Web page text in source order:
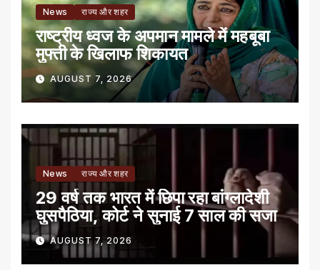
News राज्य और शहर
राष्ट्रीय ध्वज के अपमान मामले में महबूबा
मुफ्ती के खिलाफ शिकायत
AUGUST 7, 2026
News राज्य और शहर
29 वर्ष तक भारत में छिपा रहा बांग्लादेशी
घुसपैठिया, कोर्ट ने सुनाई 7 साल की सजा
AUGUST 7, 2026